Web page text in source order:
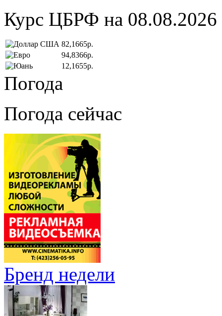
Курс ЦБРФ на 08.08.2026
82,1665р.
94,8366р.
12,1655р.
Погода
Погода сейчас
Бренд недели